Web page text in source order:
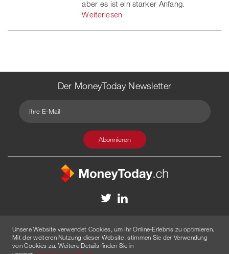
aber es ist ein starker Anfang.
Weiterlesen
Der MoneyToday Newsletter
Disclaimer
Werbung
© 2026 Created byAGENTUR AM WASSER
Unsere Website verwendet Cookies, um Ihr Online-Erlebnis zu optimieren.
Mit der weiteren Nutzung dieser Website, stimmen Sie der Verwendung
von Cookies zu. Weitere Details finden Sie in